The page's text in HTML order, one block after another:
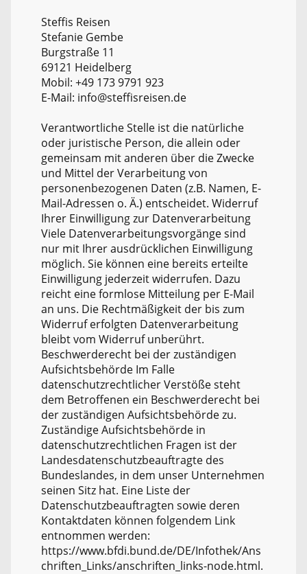
Steffis Reisen
Stefanie Gembe
Burgstraße 11
69121 Heidelberg
Mobil: +49 173 9791 923
E-Mail: info@steffisreisen.de
Verantwortliche Stelle ist die natürliche
oder juristische Person, die allein oder
gemeinsam mit anderen über die Zwecke
und Mittel der Verarbeitung von
personenbezogenen Daten (z.B. Namen, E-
Mail-Adressen o. Ä.) entscheidet. Widerruf
Ihrer Einwilligung zur Datenverarbeitung
Viele Datenverarbeitungsvorgänge sind
nur mit Ihrer ausdrücklichen Einwilligung
möglich. Sie können eine bereits erteilte
Einwilligung jederzeit widerrufen. Dazu
reicht eine formlose Mitteilung per E-Mail
an uns. Die Rechtmäßigkeit der bis zum
Widerruf erfolgten Datenverarbeitung
bleibt vom Widerruf unberührt.
Beschwerderecht bei der zuständigen
Aufsichtsbehörde Im Falle
datenschutzrechtlicher Verstöße steht
dem Betroffenen ein Beschwerderecht bei
der zuständigen Aufsichtsbehörde zu.
Zuständige Aufsichtsbehörde in
datenschutzrechtlichen Fragen ist der
Landesdatenschutzbeauftragte des
Bundeslandes, in dem unser Unternehmen
seinen Sitz hat. Eine Liste der
Datenschutzbeauftragten sowie deren
Kontaktdaten können folgendem Link
entnommen werden:
https://www.bfdi.bund.de/DE/Infothek/Ans
chriften_Links/anschriften_links-node.html.